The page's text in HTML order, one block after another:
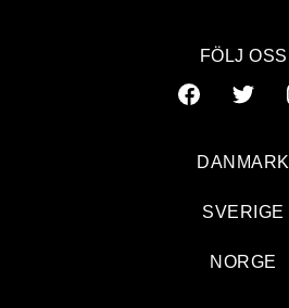
FÖLJ OSS
DANMARK
SVERIGE
NORGE